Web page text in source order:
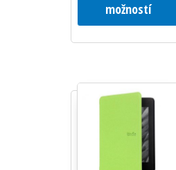
možností